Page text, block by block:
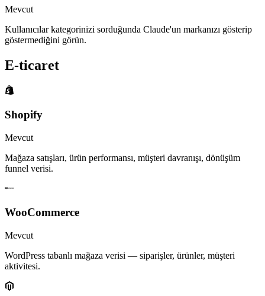
Mevcut
Kullanıcılar kategorinizi sorduğunda Claude'un markanızı gösterip
göstermediğini görün.
E-ticaret
Shopify
Mevcut
Mağaza satışları, ürün performansı, müşteri davranışı, dönüşüm
funnel verisi.
WooCommerce
Mevcut
WordPress tabanlı mağaza verisi — siparişler, ürünler, müşteri
aktivitesi.